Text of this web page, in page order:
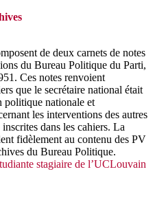
de deux carnets de notes
du Bureau Politique du Parti,
Ces notes renvoient
que le secrétaire national était
politique nationale et
les interventions des autres
dans les cahiers. La
fidèlement au contenu des PV
du Bureau Politique.
stagiaire de l’UCLouvain